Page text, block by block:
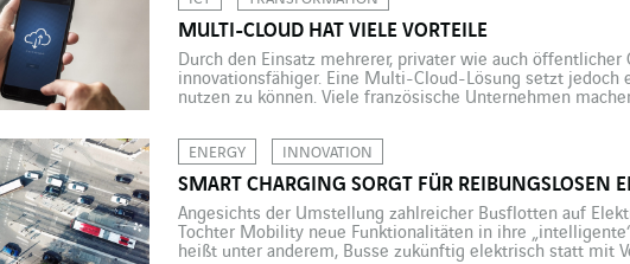
MULTI-CLOUD HAT VIELE VORTEILE
Durch den Einsatz mehrerer, privater wie auch
innovationsfähiger. Eine Multi-Cloud-Lösung setzt jedoch
nutzen zu können. Viele französische Unternehmen
Technologies laufen in 47 […]
ENERGY INNOVATION
SMART CHARGING SORGT FÜR REIBUNGSLOSEN
Angesichts der Umstellung zahlreicher Busflotten auf
Tochter Mobility neue Funktionalitäten in ihre
heißt unter anderem, Busse zukünftig elektrisch statt mit